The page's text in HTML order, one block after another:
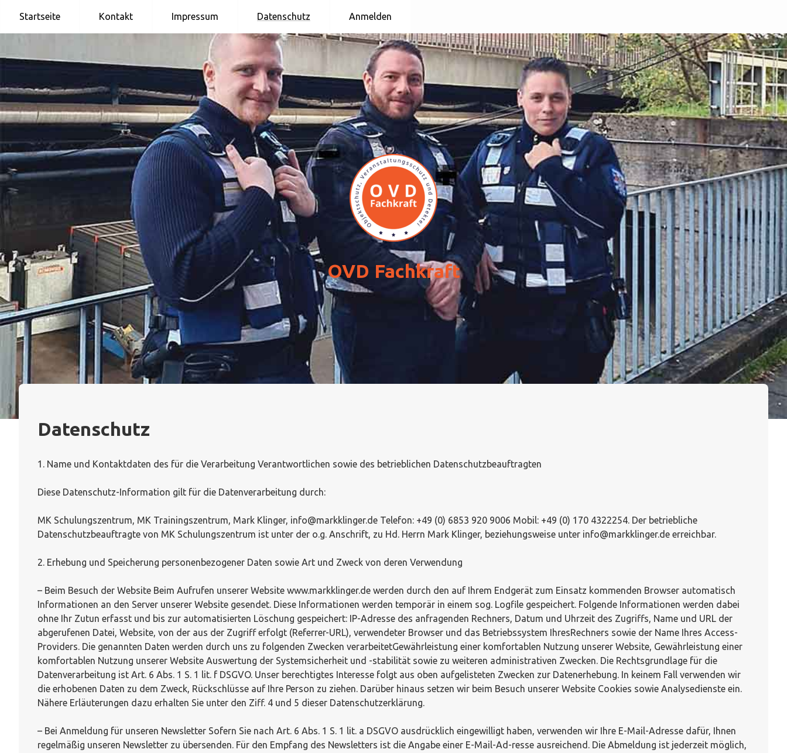
content
Startseite Kontakt Impressum Datenschutz Anmelden
OVD Fachkraft
Datenschutz
1. Name und Kontaktdaten des für die Verarbeitung Verantwortlichen sowie des betrieblichen Datenschutzbeauftragten
Diese Datenschutz-Information gilt für die Datenverarbeitung durch:
MK Schulungszentrum, MK Trainingszentrum, Mark Klinger, info@markklinger.de Telefon: +49 (0) 6853 920 9006 Mobil: +49 (0) 170 4322254. Der betriebliche
Datenschutzbeauftragte von MK Schulungszentrum ist unter der o.g. Anschrift, zu Hd. Herrn Mark Klinger, beziehungsweise unter info@markklinger.de erreichbar.
2. Erhebung und Speicherung personenbezogener Daten sowie Art und Zweck von deren Verwendung
– Beim Besuch der Website Beim Aufrufen unserer Website www.markklinger.de werden durch den auf Ihrem Endgerät zum Einsatz kommenden Browser automatisch
Informationen an den Server unserer Website gesendet. Diese Informationen werden temporär in einem sog. Logfile gespeichert. Folgende Informationen werden dabei
ohne Ihr Zutun erfasst und bis zur automatisierten Löschung gespeichert: IP-Adresse des anfragenden Rechners, Datum und Uhrzeit des Zugriffs, Name und URL der
abgerufenen Datei, Website, von der aus der Zugriff erfolgt (Referrer-URL), verwendeter Browser und das Betriebssystem IhresRechners sowie der Name Ihres Access-
Providers. Die genannten Daten werden durch uns zu folgenden Zwecken verarbeitetGewährleistung einer komfortablen Nutzung unserer Website, Gewährleistung einer
komfortablen Nutzung unserer Website Auswertung der Systemsicherheit und -stabilität sowie zu weiteren administrativen Zwecken. Die Rechtsgrundlage für die
Datenverarbeitung ist Art. 6 Abs. 1 S. 1 lit. f DSGVO. Unser berechtigtes Interesse folgt aus oben aufgelisteten Zwecken zur Datenerhebung. In keinem Fall verwenden wir
die erhobenen Daten zu dem Zweck, Rückschlüsse auf Ihre Person zu ziehen. Darüber hinaus setzen wir beim Besuch unserer Website Cookies sowie Analysedienste ein.
Nähere Erläuterungen dazu erhalten Sie unter den Ziff. 4 und 5 dieser Datenschutzerklärung.
– Bei Anmeldung für unseren Newsletter Sofern Sie nach Art. 6 Abs. 1 S. 1 lit. a DSGVO ausdrücklich eingewilligt haben, verwenden wir Ihre E-Mail-Adresse dafür, Ihnen
regelmäßig unseren Newsletter zu übersenden. Für den Empfang des Newsletters ist die Angabe einer E-Mail-Ad-resse ausreichend. Die Abmeldung ist jederzeit möglich,